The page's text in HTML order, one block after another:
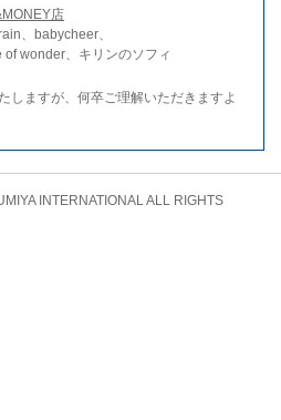
店
、babycheer、
wonder、キリンのソフィ
しますが、何卒ご理解いただきますよ